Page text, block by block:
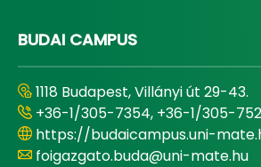
BUDAI CAMPUS
1118 Budapest, Villányi út 29-43.
+36-1/305-7354, +36-1/305-
https://budaicampus.uni-
foigazgato.buda@uni-mate.hu